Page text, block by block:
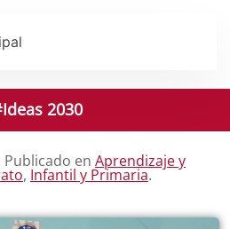
2030
Publicado en Aprendizaje y
, Infantil y Primaria.